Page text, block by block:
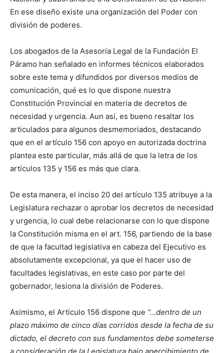
En ese diseño existe una organización del Poder con
división de poderes.
Los abogados de la Asesoría Legal de la Fundación El
Páramo han señalado en informes técnicos elaborados
sobre este tema y difundidos por diversos medios de
comunicación, qué es lo que dispone nuestra
Constitución Provincial en materia de decretos de
necesidad y urgencia. Aun así, es bueno resaltar los
articulados para algunos desmemoriados, destacando
que en el artículo 156 con apoyo en autorizada doctrina
plantea este particular, más allá de que la letra de los
artículos 135 y 156 es más que clara.
De esta manera, el inciso 20 del artículo 135 atribuye a la
Legislatura rechazar o aprobar los decretos de necesidad
y urgencia, lo cual debe relacionarse con lo que dispone
la Constitución misma en el art. 156, partiendo de la base
de que la facultad legislativa en cabeza del Ejecutivo es
absolutamente excepcional, ya que el hacer uso de
facultades legislativas, en este caso por parte del
gobernador, lesiona la división de Poderes.
Asimismo, el Artículo 156 dispone que “…dentro de un
plazo máximo de cinco días corridos desde la fecha de su
dictado, el decreto con sus fundamentos debe someterse